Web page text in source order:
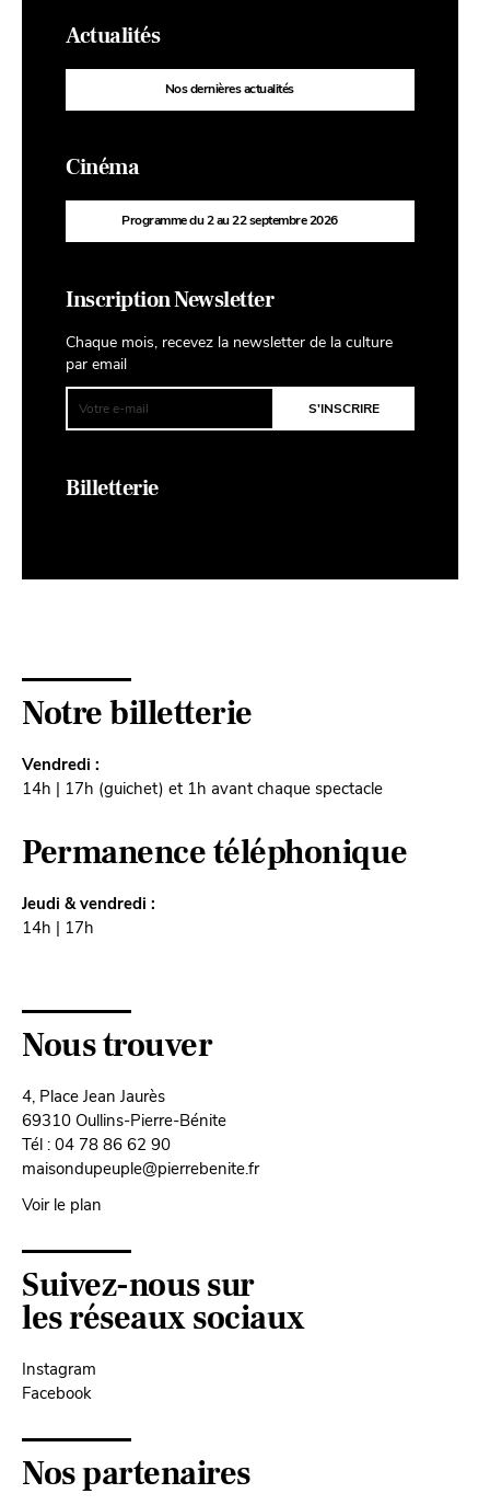
Actualités
Nos dernières actualités
Cinéma
Programme du 2 au 22 septembre 2026
Inscription Newsletter
Chaque mois, recevez la newsletter de la culture
par email
Billetterie
Notre billetterie
Vendredi :
14h | 17h (guichet) et 1h avant chaque spectacle
Permanence téléphonique
Jeudi & vendredi :
14h | 17h
Nous trouver
4, Place Jean Jaurès
69310 Oullins-Pierre-Bénite
Tél : 04 78 86 62 90
maisondupeuple@pierrebenite.fr
Voir le plan
Suivez-nous sur
les réseaux sociaux
Instagram
Facebook
Nos partenaires